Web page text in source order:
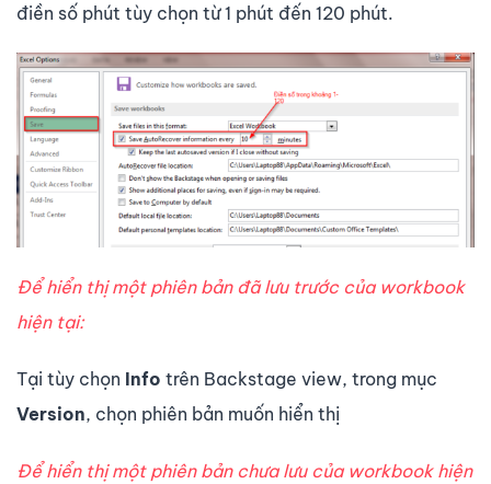
điền số phút tùy chọn từ 1 phút đến 120 phút.
Để hiển thị một phiên bản đã lưu trước của workbook
hiện tại:
Tại tùy chọn Info trên Backstage view, trong mục
Version, chọn phiên bản muốn hiển thị
Để hiển thị một phiên bản chưa lưu của workbook hiện